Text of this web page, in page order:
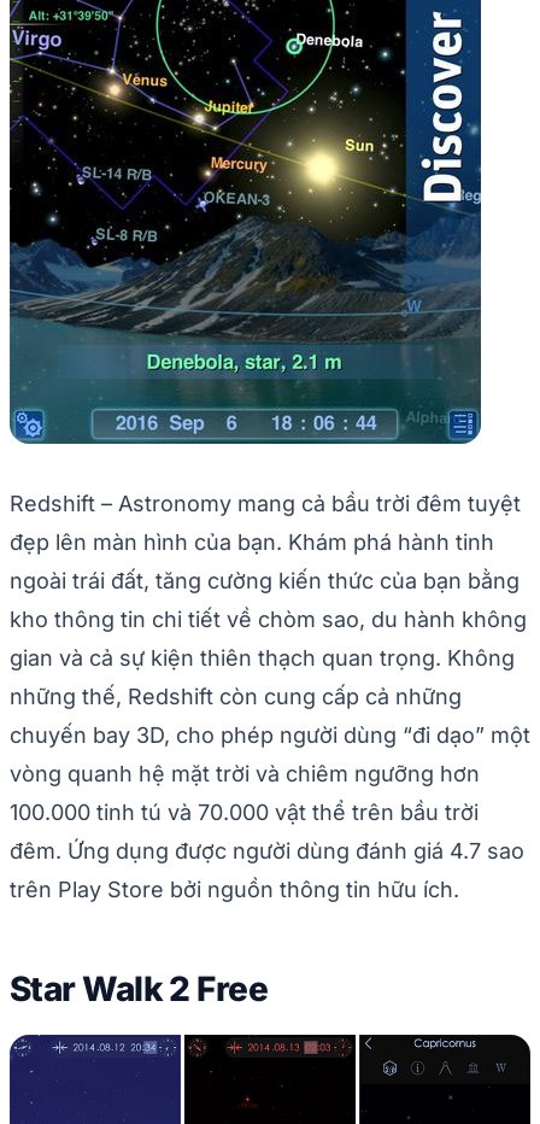
Redshift – Astronomy mang cả bầu trời đêm tuyệt
đẹp lên màn hình của bạn. Khám phá hành tinh
ngoài trái đất, tăng cường kiến thức của bạn bằng
kho thông tin chi tiết về chòm sao, du hành không
gian và cả sự kiện thiên thạch quan trọng. Không
những thế, Redshift còn cung cấp cả những
chuyến bay 3D, cho phép người dùng “đi dạo” một
vòng quanh hệ mặt trời và chiêm ngưỡng hơn
100.000 tinh tú và 70.000 vật thể trên bầu trời
đêm. Ứng dụng được người dùng đánh giá 4.7 sao
trên Play Store bởi nguồn thông tin hữu ích.
Star Walk 2 Free